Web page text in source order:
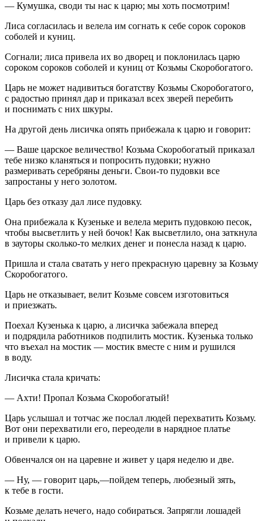
— Кумушка, своди ты нас к царю; мы хоть посмотрим!
Лиса согласилась и велела им согнать к себе сорок сороков
соболей и куниц.
Согнали; лиса привела их во дворец и поклонилась царю
сороком сороков соболей и куниц от Козьмы Скоробогатого.
Царь не может надивиться богатству Козьмы Скоробогатого,
с радостью принял дар и приказал всех зверей перебить
и поснимать с них шкуры.
На другой день лисичка опять прибежала к царю и говорит:
— Ваше царское величество! Козьма Скоробогатый приказал
тебе низко кланяться и попросить пудовки; нужно
размеривать серебряны деньги. Свои-то пудовки все
запростаны у него золотом.
Царь без отказу дал лисе пудовку.
Она прибежала к Кузеньке и велела мерить пудовкою песок,
чтобы высветлить у ней бочок! Как высветлило, она заткнула
в зауторы сколько-то мелких денег и понесла назад к царю.
Пришла и стала сватать у него прекрасную царевну за Козьму
Скоробогатого.
Царь не отказывает, велит Козьме совсем изгото­виться
и приезжать.
Поехал Кузенька к царю, а лисичка забежала вперед
и подрядила работников подпилить мостик. Кузенька только
что въехал на мостик — мостик вместе с ним и рушился
в воду.
Лисичка стала кричать:
— Ахти! Пропал Козьма Скоробогатый!
Царь услышал и тотчас же послал людей перехватить Козьму.
Вот они перехватили его, переодели в нарядное платье
и привели к царю.
Обвенчался он на царевне и живет у царя неделю и две.
— Ну, — говорит царь,—пойдем теперь, любезный зять,
к тебе в гости.
Козьме делать нечего, надо собираться. Запрягли лошадей